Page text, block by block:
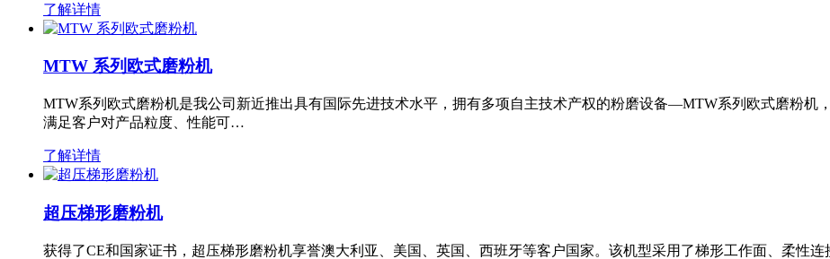
了解详情
MTW 系列欧式磨粉机
MTW系列欧式磨粉机是我公司新近推出具有国际先进技术水平，拥有多项自主技术产权的粉磨设备—MTW系列欧式磨粉机
满足客户对产品粒度、性能可…
了解详情
超压梯形磨粉机
获得了CE和国家证书，超压梯形磨粉机享誉澳大利亚、美国、英国、西班牙等客户国家。该机型采用了梯形工作面、柔性